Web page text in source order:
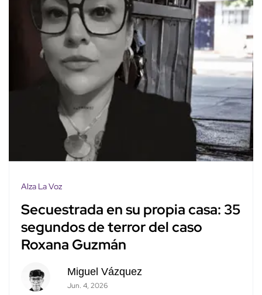
Alza La Voz
Secuestrada en su propia casa: 35
segundos de terror del caso
Roxana Guzmán
Miguel Vázquez
Jun. 4, 2026